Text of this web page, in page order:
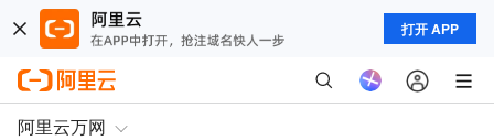
打开 APP
阿里云万网